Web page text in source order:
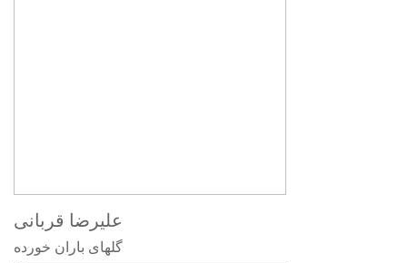
علیرضا قربانی
گلهای باران خورده